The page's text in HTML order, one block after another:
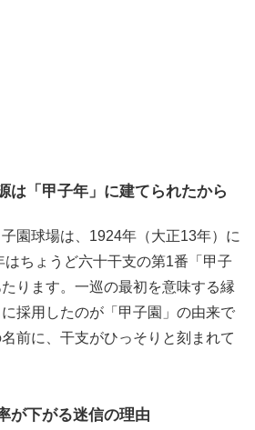
は「甲子年」に建てられたから
園球場は、1924年（大正13年）に
ちょうど六十干支の第1番「甲子
たります。一巡の最初を意味する縁
採用したのが「甲子園」の由来で
前に、干支がひっそりと刻まれて
が下がる迷信の理由